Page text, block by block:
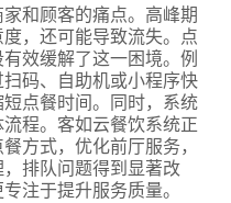
和顾客的痛点。高峰期
，还可能导致流失。点
效缓解了这一困境。例
码、自助机或小程序快
点餐时间。同时，系统
程。客如云餐饮系统正
方式，优化前厅服务，
排队问题得到显著改
注于提升服务质量。